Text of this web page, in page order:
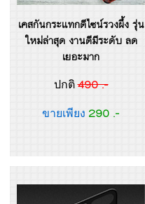
เคสกันกระแทกดีไซน์รวงผึ้ง รุ่น
ใหม่ล่าสุด งานดีมีระดับ ลด
เยอะมาก
ปกติ490 .-
ขายเพียง 290 .-